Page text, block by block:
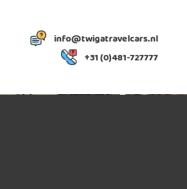
info@twigatravelcars.nl
+31 (0)481-727777